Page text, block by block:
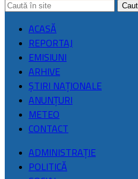
ACASĂ
REPORTAJ
EMISIUNI
ARHIVE
ŞTIRI NAŢIONALE
ANUNȚURI
METEO
CONTACT
ADMINISTRAȚIE
POLITICĂ